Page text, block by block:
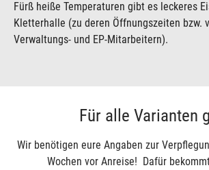
Fürß heiße Temperaturen gibt es leckeres
Kletterhalle (zu deren Öffnungszeiten bzw.
Verwaltungs- und EP-Mitarbeitern).
Für alle Varianten
Wir benötigen eure Angaben zur
Wochen vor Anreise! Dafür